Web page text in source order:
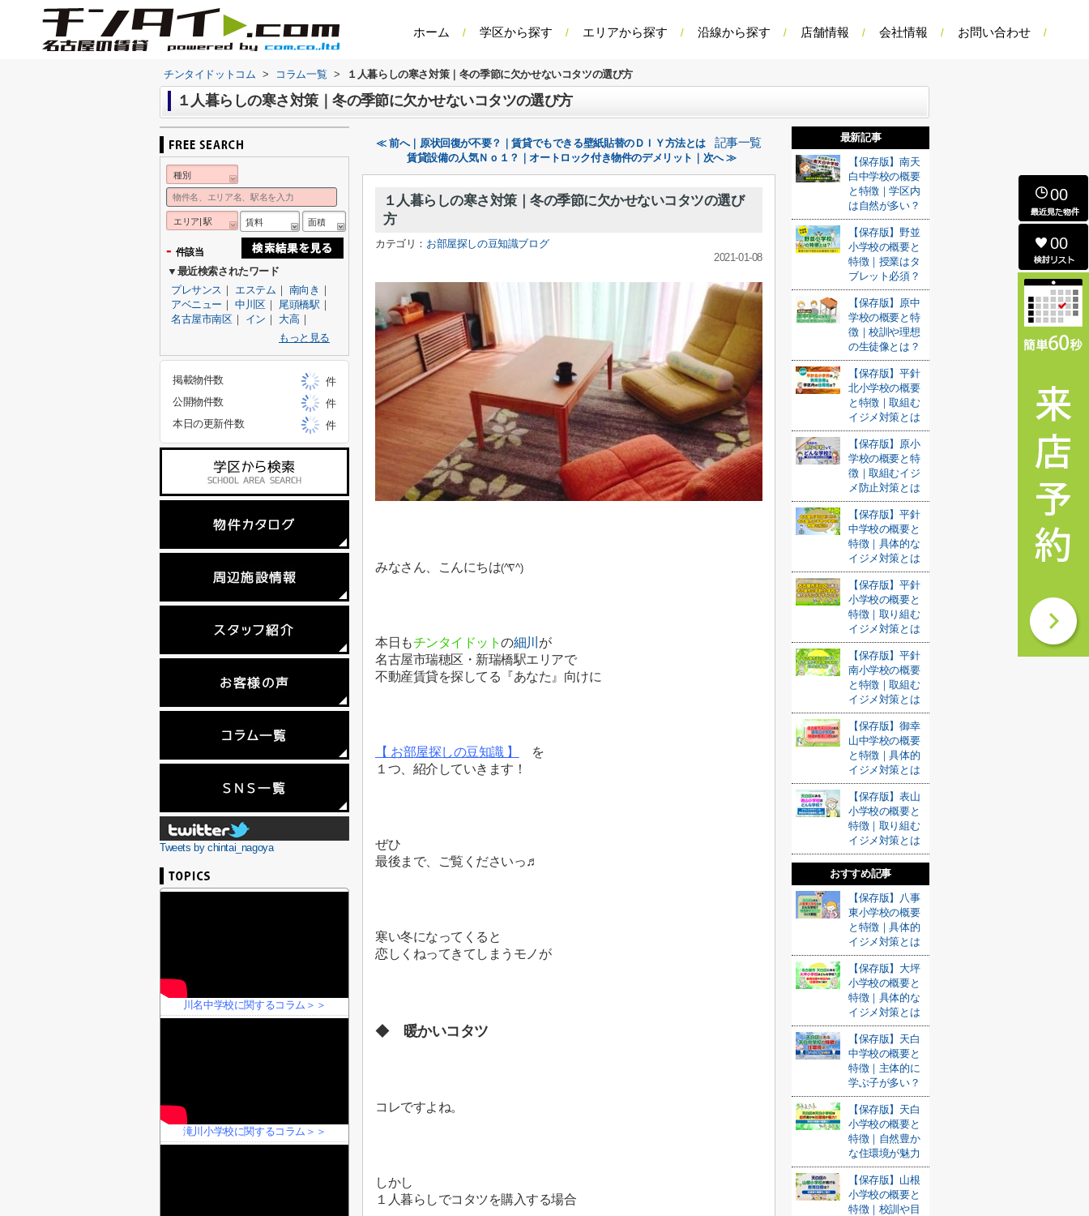
ホーム 学区から探す エリアから探す 沿線から探す 店舗情報 会社情報 お問い合わせ
チンタイドットコム > コラム一覧 > １人暮らしの寒さ対策｜冬の季節に欠かせないコタツの選び方
１人暮らしの寒さ対策｜冬の季節に欠かせないコタツの選び方
≪ 前へ｜原状回復が不要？｜賃貸でもできる壁紙貼替のＤＩＹ方法とは 記事一覧
賃貸設備の人気Ｎｏ１？｜オートロック付き物件のデメリット｜次へ ≫
１人暮らしの寒さ対策｜冬の季節に欠かせないコタツの選び
方
カテゴリ： お部屋探しの豆知識ブログ
2021-01-08
みなさん、こんにちは(^∇^)
本日もチンタイドットの細川 が
名古屋市瑞穂区・新瑞橋駅エリアで
不動産賃貸を探してる『あなた』向けに
【 お部屋探しの豆知識 】
を
１つ、紹介していきます！
ぜひ
最後まで、ご覧くださいっ♬
寒い冬になってくると
恋しくねってきてしまうモノが
◆ 暖かいコタツ
コレですよね。
しかし
１人暮らしでコタツを購入する場合
最新記事
【保存版】南天
白中学校の概要
と特徴｜学区内
は自然が多い？
【保存版】野並
小学校の概要と
特徴｜授業はタ
ブレット必須？
【保存版】原中
学校の概要と特
徴｜校訓や理想
の生徒像とは？
【保存版】平針
北小学校の概要
と特徴｜取組む
イジメ対策とは
【保存版】原小
学校の概要と特
徴｜取組むイジ
メ防止対策とは
【保存版】平針
中学校の概要と
特徴｜具体的な
イジメ対策とは
【保存版】平針
小学校の概要と
特徴｜取り組む
イジメ対策とは
【保存版】平針
南小学校の概要
と特徴｜取組む
イジメ対策とは
【保存版】御幸
山中学校の概要
と特徴｜具体的
イジメ対策とは
【保存版】表山
小学校の概要と
特徴｜取り組む
イジメ対策とは
おすすめ記事
【保存版】八事
東小学校の概要
と特徴｜具体的
イジメ対策とは
【保存版】大坪
小学校の概要と
特徴｜具体的な
イジメ対策とは
【保存版】天白
中学校の概要と
特徴｜主体的に
学ぶ子が多い？
【保存版】天白
小学校の概要と
特徴｜自然豊か
な住環境が魅力
【保存版】山根
小学校の概要と
特徴｜校訓や目
種別
エリア| 駅 賃料 面積
- 件該当
▼最近検索されたワード
プレサンス ｜ エステム ｜ 南向き ｜
アベニュー ｜中川区 ｜ 尾頭橋駅 ｜
名古屋市南区｜ イン ｜ 大高｜
もっと見る
掲載物件数
件
公開物件数
件
本日の更新件数
件
Tweets by chintai_nagoya
川名中学校に関するコラム＞＞
滝川小学校に関するコラム＞＞
00
00